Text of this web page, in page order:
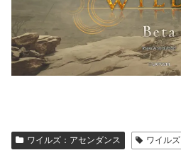
ワイルズ：アセンダンス ワイルズ